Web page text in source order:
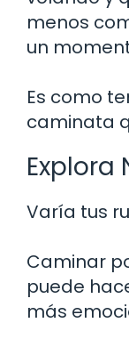
menos
un
Es como
caminata
Explora
Varía tus
Caminar
puede
más